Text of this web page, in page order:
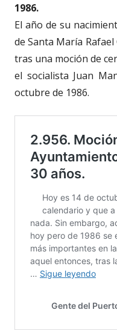
1986.
El año de su
de Santa María
tras una moción de
el socialista Juan
octubre de 1986.